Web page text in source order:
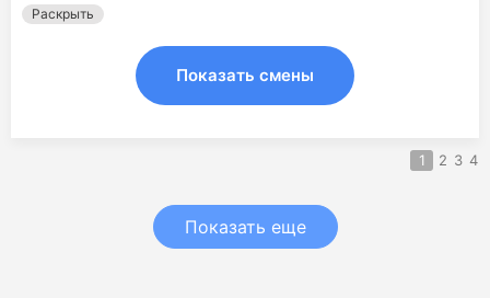
Раскрыть
Показать смены
1 2 3 4
Показать еще